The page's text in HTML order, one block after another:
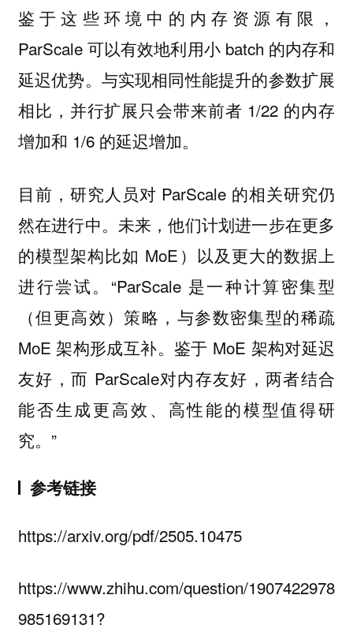
鉴于这些环境中的内存资源有限，
ParScale 可以有效地利用小 batch 的内存和
延迟优势。与实现相同性能提升的参数扩展
相比，并行扩展只会带来前者 1/22 的内存
增加和 1/6 的延迟增加。
目前，研究人员对 ParScale 的相关研究仍
然在进行中。未来，他们计划进一步在更多
的模型架构比如 MoE）以及更大的数据上
进行尝试。“ParScale 是一种计算密集型
（但更高效）策略，与参数密集型的稀疏
MoE 架构形成互补。鉴于 MoE 架构对延迟
友好，而 ParScale对内存友好，两者结合
能否生成更高效、高性能的模型值得研
究。”
参考链接
https://arxiv.org/pdf/2505.10475
https://www.zhihu.com/question/1907422978
985169131?